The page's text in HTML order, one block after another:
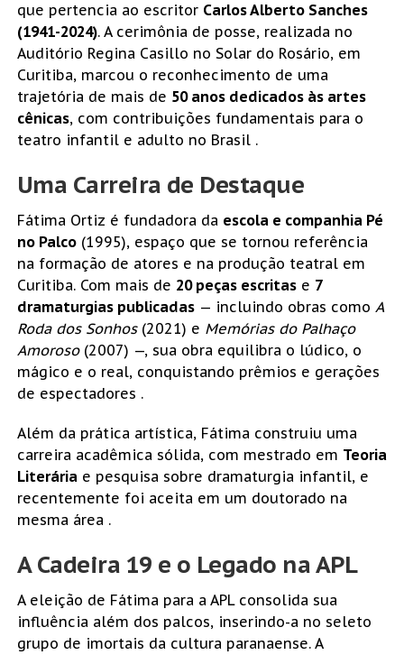
que pertencia ao escritor Carlos Alberto Sanches
(1941-2024). A cerimônia de posse, realizada no
Auditório Regina Casillo no Solar do Rosário, em
Curitiba, marcou o reconhecimento de uma
trajetória de mais de 50 anos dedicados às artes
cênicas, com contribuições fundamentais para o
teatro infantil e adulto no Brasil .
Uma Carreira de Destaque
Fátima Ortiz é fundadora da escola e companhia Pé
no Palco(1995), espaço que se tornou referência
na formação de atores e na produção teatral em
Curitiba. Com mais de 20 peças escritase 7
dramaturgias publicadas— incluindo obras como A
Roda dos Sonhos(2021) e Memórias do Palhaço
Amoroso(2007) —, sua obra equilibra o lúdico, o
mágico e o real, conquistando prêmios e gerações
de espectadores .
Além da prática artística, Fátima construiu uma
carreira acadêmica sólida, com mestrado em Teoria
Literáriae pesquisa sobre dramaturgia infantil, e
recentemente foi aceita em um doutorado na
mesma área .
A Cadeira 19 e o Legado na APL
A eleição de Fátima para a APL consolida sua
influência além dos palcos, inserindo-a no seleto
grupo de imortais da cultura paranaense. A